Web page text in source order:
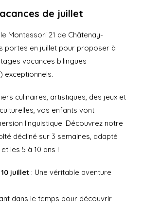
de juillet
Montessori 21 de Châtenay-
portes en juillet pour proposer à
vacances bilingues
exceptionnels.
culinaires, artistiques, des jeux et
vos enfants vont
linguistique. Découvrez notre
décliné sur 3 semaines, adapté
les 5 à 10 ans !
juillet : Une véritable aventure
dans le temps pour découvrir